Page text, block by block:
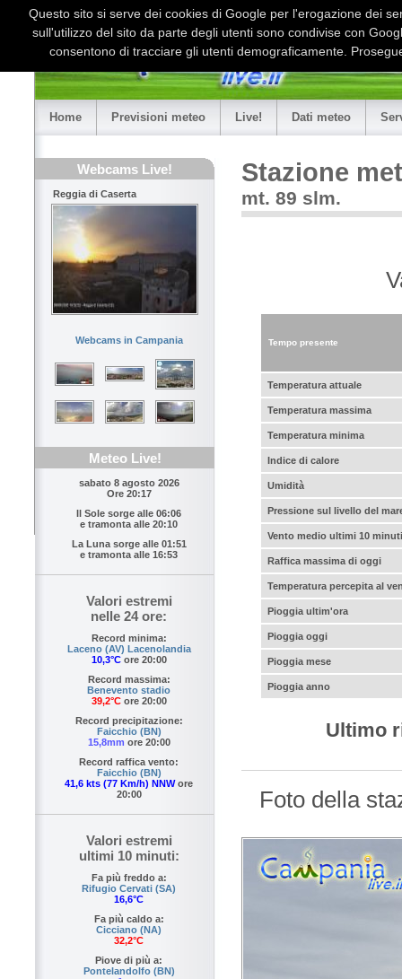
Home Previsioni meteo Live! Dati meteo
Webcams Live!
Reggia di Caserta
Webcams in Campania
Meteo Live!
sabato 8 agosto 2026
Ore 20:17
Il Sole sorge alle 06:06
e tramonta alle 20:10
La Luna sorge alle 01:51
e tramonta alle 16:53
Valori estremi
nelle 24 ore:
Record minima:
Laceno (AV) Lacenolandia
10,3°Core 20:00
Record massima:
Benevento stadio
39,2°Core 20:00
Record precipitazione:
Faicchio (BN)
15,8mm ore 20:00
Record raffica vento:
Faicchio (BN)
41,6 kts (77 Km/h) NNWore
20:00
Valori estremi
ultimi 10 minuti:
Fa più freddo a:
Rifugio Cervati (SA)
16,6°C
Fa più caldo a:
Cicciano (NA)
32,2°C
Piove di più a:
Pontelandolfo (BN)
Stazione
mt. 89 slm.
Tempo presente
Temperatura attuale
Temperatura massima
Temperatura minima
Indice di calore
Umidità
Pressione sul livello del
Vento medio ultimi 10 minuti
Raffica massima di oggi
Temperatura percepita al
Pioggia ultim'ora
Pioggia oggi
Pioggia mese
Pioggia anno
Ultimo
Foto della
Questo sito si serve dei cookies di Google per l'erogazione dei
sull'utilizzo del sito da parte degli utenti sono condivise con
consentono di tracciare gli utenti demograficamente.